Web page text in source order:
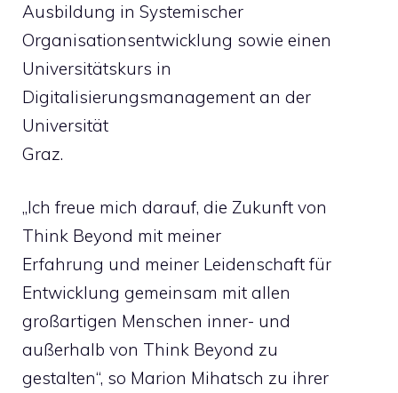
Ausbildung in Systemischer
Organisationsentwicklung sowie einen
Universitätskurs in
Digitalisierungsmanagement an der
Universität
Graz.
„Ich freue mich darauf, die Zukunft von
Think Beyond mit meiner
Erfahrung und meiner Leidenschaft für
Entwicklung gemeinsam mit allen
großartigen Menschen inner- und
außerhalb von Think Beyond zu
gestalten“, so Marion Mihatsch zu ihrer